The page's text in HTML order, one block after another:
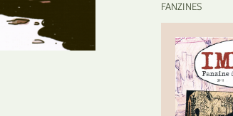
FANZINES